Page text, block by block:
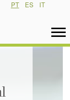
PT ES IT